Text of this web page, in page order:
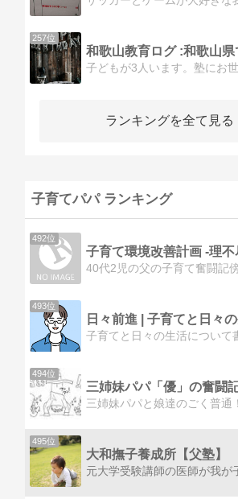
257位
ランキングを全て見る
子育てパパ ランキング
492位
493位
日々前進 | 子育てと日々
494位
三姉妹パパ「優」の奮闘
495位
大和撫子養成所【父塾】